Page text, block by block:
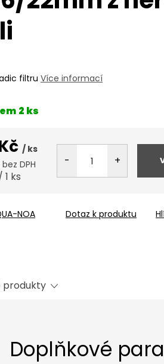
filtru Více informací
2 ks
/ ks
bez DPH
1 ks
NOA Dotaz k produktu
produkty
Doplňkové